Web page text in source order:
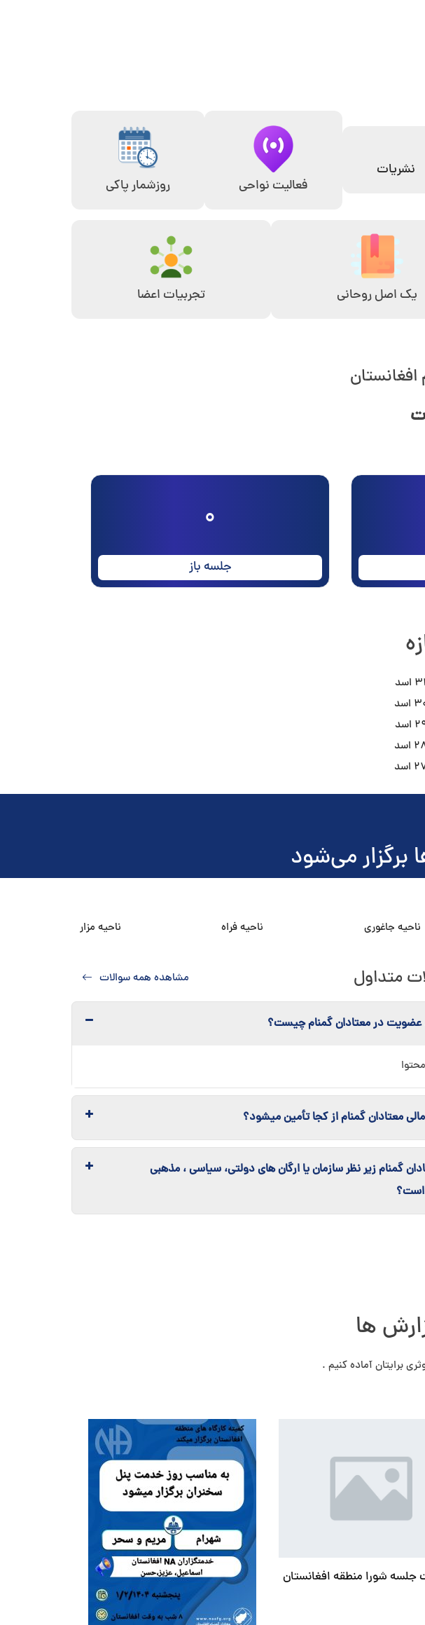
نشریات
فعالیت نواحی
روزشمار پاکی
یک اصل روحانی تجربیات اعضا
افغانستان
0
جلسه باز
برگزار می‌شود
ناحیه جاغوری ناحیه فراه ناحیه مزار
متداول مشاهده همه سوالات
عضویت در معتادان گمنام چیست؟
معتادان گمنام از کجا تأمین میشود؟
گمنام زیر نظر سازمان یا ارگان های دولتی، سیاسی ، مذهبی
ها
برایتان آماده کنیم .
جلسه شورا منطقه افغانستان